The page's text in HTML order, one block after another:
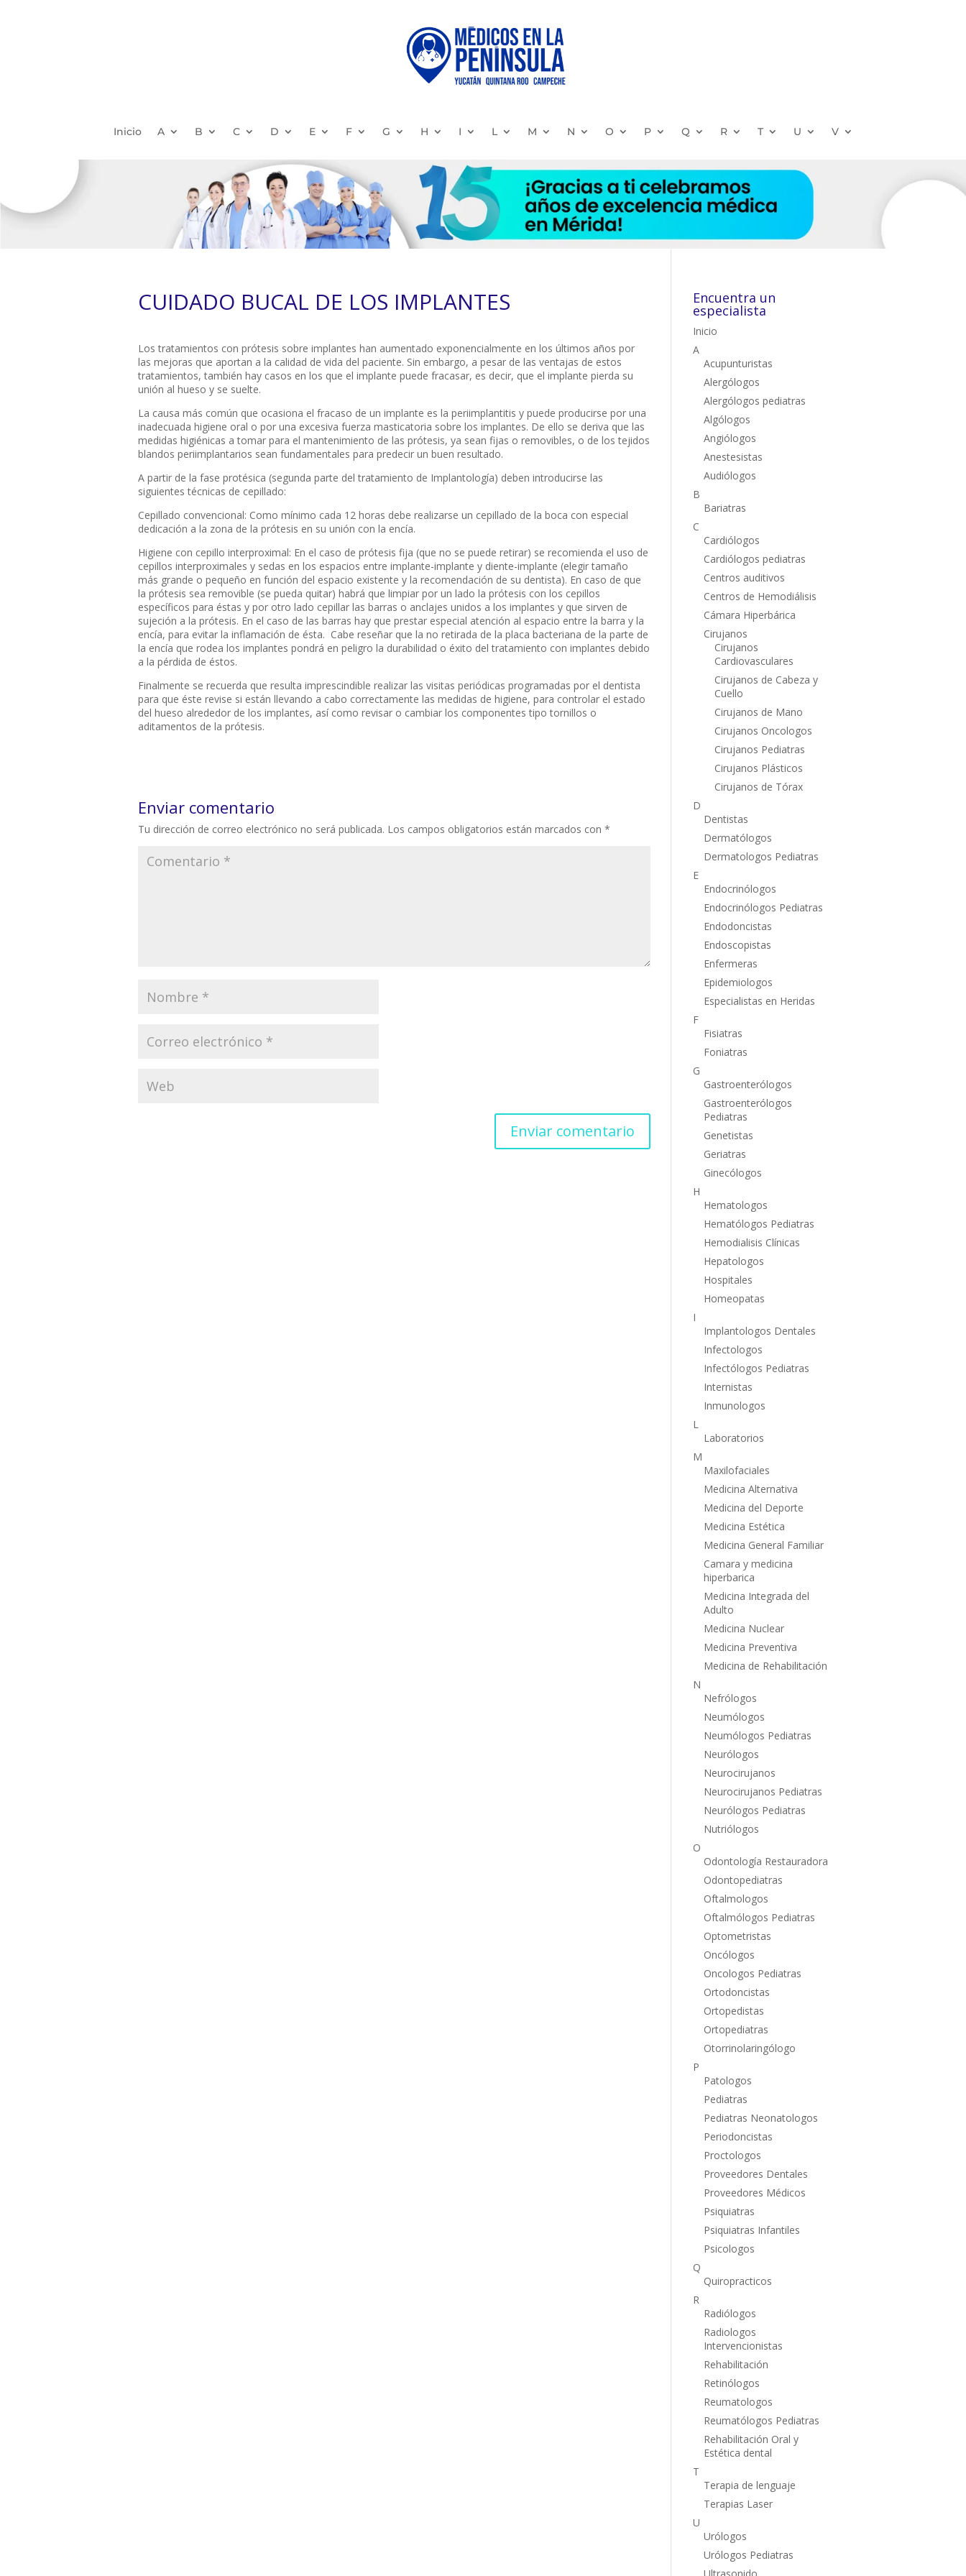
Inicio A B C D E F G H I L M N O P Q R T U V
CUIDADO BUCAL DE LOS IMPLANTES
Los tratamientos con prótesis sobre implantes han aumentado exponencialmente en los últimos años por
las mejoras que aportan a la calidad de vida del paciente. Sin embargo, a pesar de las ventajas de estos
tratamientos, también hay casos en los que el implante puede fracasar, es decir, que el implante pierda su
unión al hueso y se suelte.
La causa más común que ocasiona el fracaso de un implante es la periimplantitis y puede producirse por una
inadecuada higiene oral o por una excesiva fuerza masticatoria sobre los implantes. De ello se deriva que las
medidas higiénicas a tomar para el mantenimiento de las prótesis, ya sean fijas o removibles, o de los tejidos
blandos periimplantarios sean fundamentales para predecir un buen resultado.
A partir de la fase protésica (segunda parte del tratamiento de Implantología) deben introducirse las
siguientes técnicas de cepillado:
Cepillado convencional: Como mínimo cada 12 horas debe realizarse un cepillado de la boca con especial
dedicación a la zona de la prótesis en su unión con la encía.
Higiene con cepillo interproximal: En el caso de prótesis fija (que no se puede retirar) se recomienda el uso de
cepillos interproximales y sedas en los espacios entre implante-implante y diente-implante (elegir tamaño
más grande o pequeño en función del espacio existente y la recomendación de su dentista). En caso de que
la prótesis sea removible (se pueda quitar) habrá que limpiar por un lado la prótesis con los cepillos
específicos para éstas y por otro lado cepillar las barras o anclajes unidos a los implantes y que sirven de
sujeción a la prótesis. En el caso de las barras hay que prestar especial atención al espacio entre la barra y la
encía, para evitar la inflamación de ésta. Cabe reseñar que la no retirada de la placa bacteriana de la parte de
la encía que rodea los implantes pondrá en peligro la durabilidad o éxito del tratamiento con implantes debido
a la pérdida de éstos.
Finalmente se recuerda que resulta imprescindible realizar las visitas periódicas programadas por el dentista
para que éste revise si están llevando a cabo correctamente las medidas de higiene, para controlar el estado
del hueso alrededor de los implantes, así como revisar o cambiar los componentes tipo tornillos o
aditamentos de la prótesis.
Enviar comentario
Tu dirección de correo electrónico no será publicada. Los campos obligatorios están marcados con *
Encuentra un
especialista
Inicio
A
Acupunturistas
Alergólogos
Alergólogos pediatras
Algólogos
Angiólogos
Anestesistas
Audiólogos
B
Bariatras
C
Cardiólogos
Cardiólogos pediatras
Centros auditivos
Centros de Hemodiálisis
Cámara Hiperbárica
Cirujanos
Cirujanos
Cardiovasculares
Cirujanos de Cabeza y
Cuello
Cirujanos de Mano
Cirujanos Oncologos
Cirujanos Pediatras
Cirujanos Plásticos
Cirujanos de Tórax
D
Dentistas
Dermatólogos
Dermatologos Pediatras
E
Endocrinólogos
Endocrinólogos Pediatras
Endodoncistas
Endoscopistas
Enfermeras
Epidemiologos
Especialistas en Heridas
F
Fisiatras
Foniatras
G
Gastroenterólogos
Gastroenterólogos
Pediatras
Genetistas
Geriatras
Ginecólogos
H
Hematologos
Hematólogos Pediatras
Hemodialisis Clínicas
Hepatologos
Hospitales
Homeopatas
I
Implantologos Dentales
Infectologos
Infectólogos Pediatras
Internistas
Inmunologos
L
Laboratorios
M
Maxilofaciales
Medicina Alternativa
Medicina del Deporte
Medicina Estética
Medicina General Familiar
Camara y medicina
hiperbarica
Medicina Integrada del
Adulto
Medicina Nuclear
Medicina Preventiva
Medicina de Rehabilitación
N
Nefrólogos
Neumólogos
Neumólogos Pediatras
Neurólogos
Neurocirujanos
Neurocirujanos Pediatras
Neurólogos Pediatras
Nutriólogos
O
Odontología Restauradora
Odontopediatras
Oftalmologos
Oftalmólogos Pediatras
Optometristas
Oncólogos
Oncologos Pediatras
Ortodoncistas
Ortopedistas
Ortopediatras
Otorrinolaringólogo
P
Patologos
Pediatras
Pediatras Neonatologos
Periodoncistas
Proctologos
Proveedores Dentales
Proveedores Médicos
Psiquiatras
Psiquiatras Infantiles
Psicologos
Q
Quiropracticos
R
Radiólogos
Radiologos
Intervencionistas
Rehabilitación
Retinólogos
Reumatologos
Reumatólogos Pediatras
Rehabilitación Oral y
Estética dental
T
Terapia de lenguaje
Terapias Laser
U
Urólogos
Urólogos Pediatras
Ultrasonido